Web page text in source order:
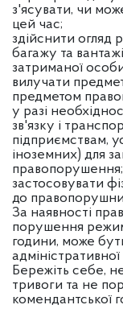
з'ясувати, чи
цей час;
здійснити огляд
багажу та
затриманої
вилучати
предметом
у разі
зв'язку і
підприємствам,
іноземних) для
правопорушення;
застосовувати
до
За наявності
порушення
години, може
Бережіть себе,
тривоги та не
комендантської